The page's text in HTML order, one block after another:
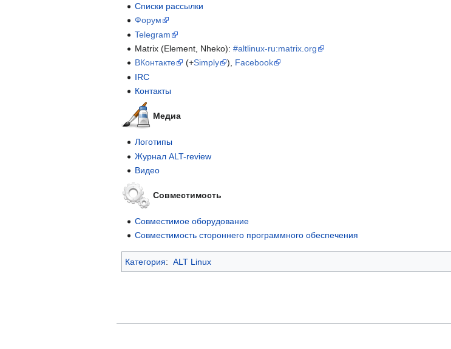
Списки рассылки
Форум
Telegram
Matrix (Element, Nheko):#altlinux-ru:matrix.org
ВКонтакте
(+Simply ), Facebook
IRC
Контакты
Медиа
Логотипы
Журнал ALT-review
Видео
Совместимость
Совместимое оборудование
Совместимость стороннего программного обеспечения
Категория: ALT Linux